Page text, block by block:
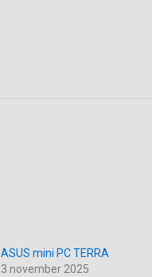
ASUS mini PC TERRA
3 november 2025